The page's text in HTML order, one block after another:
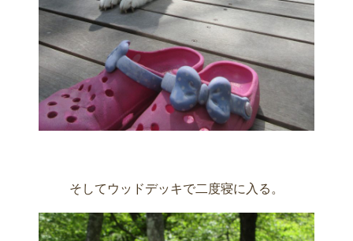
そしてウッドデッキで二度寝に入る。